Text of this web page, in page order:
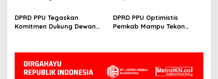
UMKM ke Depan Stadion
Panglima Sentik
Baik, Kenapa Tidak
DPRD PPU Tegaskan
Komitmen Dukung Dewan
DPRD PPU Optimistis
Pemkab Mampu Tekan
O Persen